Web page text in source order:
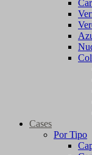
Cases
Por Tipo